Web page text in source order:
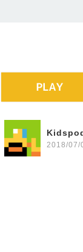
2018/07/